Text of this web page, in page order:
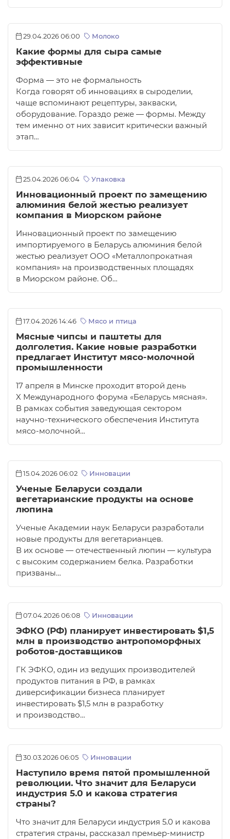
29.04.2026 06:00 Молоко
Какие формы для сыра самые
эффективные
Форма — это не формальность
Когда говорят об инновациях в сыроделии,
чаще вспоминают рецептуры, закваски,
оборудование. Гораздо реже — формы. Между
тем именно от них зависит критически важный
этап…
25.04.2026 06:04 Упаковка
Инновационный проект по замещению
алюминия белой жестью реализует
компания в Миорском районе
Инновационный проект по замещению
импортируемого в Беларусь алюминия белой
жестью реализует ООО «Металлопрокатная
компания» на производственных площадях
в Миорском районе. Об…
17.04.2026 14:46 Мясо и птица
Мясные чипсы и паштеты для
долголетия. Какие новые разработки
предлагает Институт мясо-молочной
промышленности
17 апреля в Минске проходит второй день
X Международного форума «Беларусь мясная».
В рамках события заведующая сектором
научно-технического обеспечения Института
мясо-молочной…
15.04.2026 06:02 Инновации
Ученые Беларуси создали
вегетарианские продукты на основе
люпина
Ученые Академии наук Беларуси разработали
новые продукты для вегетарианцев.
В их основе — отечественный люпин — культура
с высоким содержанием белка. Разработки
призваны…
07.04.2026 06:08 Инновации
ЭФКО (РФ) планирует инвестировать $1,5
млн в производство антропоморфных
роботов-доставщиков
ГК ЭФКО, один из ведущих производителей
продуктов питания в РФ, в рамках
диверсификации бизнеса планирует
инвестировать $1,5 млн в разработку
и производство…
30.03.2026 06:05 Инновации
Наступило время пятой промышленной
революции. Что значит для Беларуси
индустрия 5.0 и какова стратегия
страны?
Что значит для Беларуси индустрия 5.0 и какова
стратегия страны, рассказал премьер-министр